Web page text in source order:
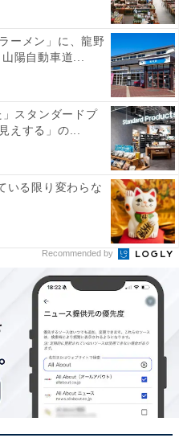
ーメン」に、龍野
陽自動車道...
」スタンダードプ
えする」の...
いる限り変わらな
Recommended by